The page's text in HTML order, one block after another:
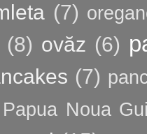
(7)
(8) ovăz (6)
(7)
Papua Noua